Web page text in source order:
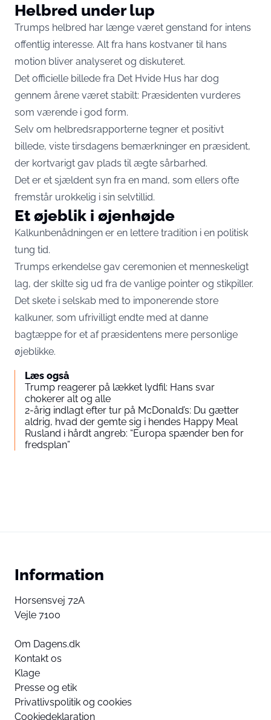
Helbred under lup
Trumps helbred har længe været genstand for intens
offentlig interesse. Alt fra hans kostvaner til hans
motion bliver analyseret og diskuteret.
Det officielle billede fra Det Hvide Hus har dog
gennem årene været stabilt: Præsidenten vurderes
som værende i god form.
Selv om helbredsrapporterne tegner et positivt
billede, viste tirsdagens bemærkninger en præsident,
der kortvarigt gav plads til ægte sårbarhed.
Det er et sjældent syn fra en mand, som ellers ofte
fremstår urokkelig i sin selvtillid.
Et øjeblik i øjenhøjde
Kalkunbenådningen er en lettere tradition i en politisk
tung tid.
Trumps erkendelse gav ceremonien et menneskeligt
lag, der skilte sig ud fra de vanlige pointer og stikpiller.
Det skete i selskab med to imponerende store
kalkuner, som ufrivilligt endte med at danne
bagtæppe for et af præsidentens mere personlige
øjeblikke.
Læs også
Trump reagerer på lækket lydfil: Hans svar
chokerer alt og alle
2-årig indlagt efter tur på McDonald’s: Du gætter
aldrig, hvad der gemte sig i hendes Happy Meal
Rusland i hårdt angreb: “Europa spænder ben for
fredsplan”
Information
Horsensvej 72A
Vejle 7100
Om Dagens.dk
Kontakt os
Klage
Presse og etik
Privatlivspolitik og cookies
Cookiedeklaration